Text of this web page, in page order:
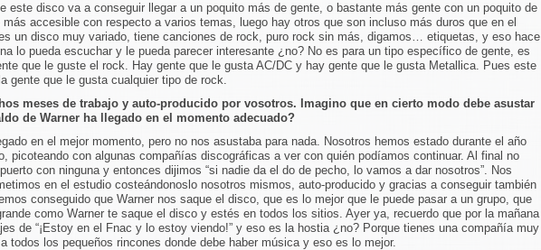
este disco va a conseguir llegar a un poquito más de gente, o bastante más gente con un poquito de
accesible con respecto a varios temas, luego hay otros que son incluso más duros que en el
un disco muy variado, tiene canciones de rock, puro rock sin más, digamos… etiquetas, y eso hace
lo pueda escuchar y le pueda parecer interesante ¿no? No es para un tipo específico de gente, es
que le guste el rock. Hay gente que le gusta AC/DC y hay gente que le gusta Metallica. Pues este
gente que le gusta cualquier tipo de rock.
meses de trabajo y auto-producido por vosotros. Imagino que en cierto modo debe asustar
de Warner ha llegado en el momento adecuado?
en el mejor momento, pero no nos asustaba para nada. Nosotros hemos estado durante el año
picoteando con algunas compañías discográficas a ver con quién podíamos continuar. Al final no
puerto con ninguna y entonces dijimos “si nadie da el do de pecho, lo vamos a dar nosotros”. Nos
en el estudio costeándonoslo nosotros mismos, auto-producido y gracias a conseguir también
conseguido que Warner nos saque el disco, que es lo mejor que le puede pasar a un grupo, que
como Warner te saque el disco y estés en todos los sitios. Ayer ya, recuerdo que por la mañana
de “¡Estoy en el Fnac y lo estoy viendo!” y eso es la hostia ¿no? Porque tienes una compañía muy
todos los pequeños rincones donde debe haber música y eso es lo mejor.